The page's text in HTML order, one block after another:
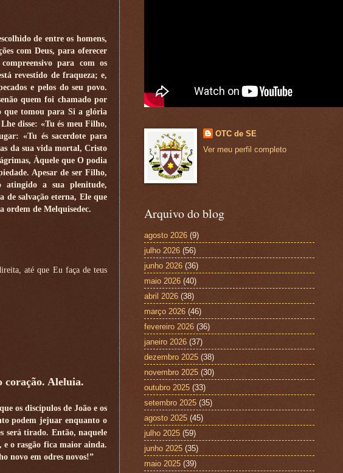
de entre os homens,
com Deus, para oferecer
para com os
revestido de fraqueza; e,
e pelos do seu povo.
quem foi chamado por
que tomou para Si a glória
disse: «Tu és meu Filho,
«Tu és sacerdote para
da sua vida mortal, Cristo
Àquele que O podia
Apesar de ser Filho,
atingido a sua plenitude,
de salvação eterna, Ele que
ordem de Melquisedec.
até que Eu faça de teus
coração. Aleluia.
os discípulos de João e os
podem jejuar enquanto o
será tirado. Então, naquele
e o rasgão fica maior ainda.
novo em odres novos!”
OTC de SE
Ver meu perfil completo
Arquivo do blog
agosto 2026 (9)
julho 2026 (56)
junho 2026 (36)
maio 2026 (40)
abril 2026 (38)
março 2026 (46)
fevereiro 2026 (36)
janeiro 2026 (37)
dezembro 2025 (38)
novembro 2025 (30)
outubro 2025 (33)
setembro 2025 (35)
agosto 2025 (45)
julho 2025 (59)
junho 2025 (35)
maio 2025 (39)